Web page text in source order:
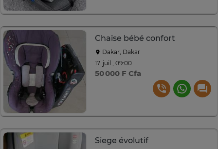
Chaise bébé confort
Dakar, Dakar
17. juil., 09:00
50 000 F Cfa
Siege évolutif